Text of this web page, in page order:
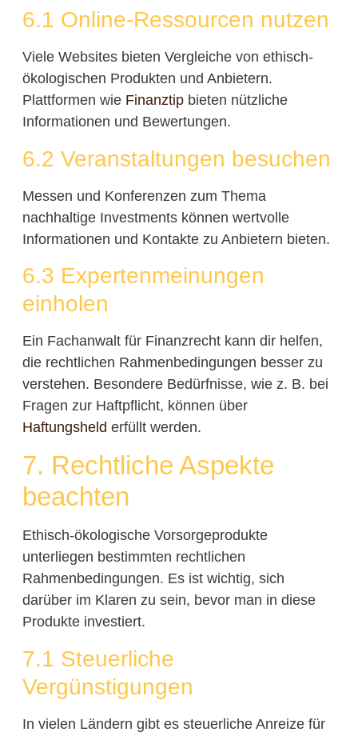
6.1 Online-Ressourcen nutzen
Viele Websites bieten Vergleiche von ethisch-
ökologischen Produkten und Anbietern.
Plattformen wie Finanztipbieten nützliche
Informationen und Bewertungen.
6.2 Veranstaltungen besuchen
Messen und Konferenzen zum Thema
nachhaltige Investments können wertvolle
Informationen und Kontakte zu Anbietern bieten.
6.3 Expertenmeinungen
einholen
Ein Fachanwalt für Finanzrecht kann dir helfen,
die rechtlichen Rahmenbedingungen besser zu
verstehen. Besondere Bedürfnisse, wie z. B. bei
Fragen zur Haftpflicht, können über
Haftungsheld erfüllt werden.
7. Rechtliche Aspekte
beachten
Ethisch-ökologische Vorsorgeprodukte
unterliegen bestimmten rechtlichen
Rahmenbedingungen. Es ist wichtig, sich
darüber im Klaren zu sein, bevor man in diese
Produkte investiert.
7.1 Steuerliche
Vergünstigungen
In vielen Ländern gibt es steuerliche Anreize für